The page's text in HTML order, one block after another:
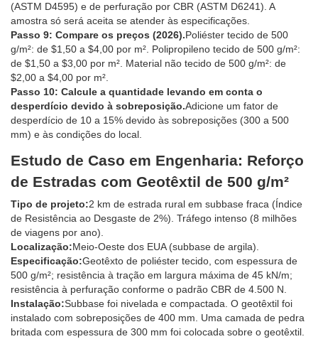
(ASTM D4595) e de perfuração por CBR (ASTM D6241). A
amostra só será aceita se atender às especificações.
Passo 9: Compare os preços (2026).Poliéster tecido de 500
g/m²: de $1,50 a $4,00 por m². Polipropileno tecido de 500 g/m²:
de $1,50 a $3,00 por m². Material não tecido de 500 g/m²: de
$2,00 a $4,00 por m².
Passo 10: Calcule a quantidade levando em conta o
desperdício devido à sobreposição.Adicione um fator de
desperdício de 10 a 15% devido às sobreposições (300 a 500
mm) e às condições do local.
Estudo de Caso em Engenharia: Reforço
de Estradas com Geotêxtil de 500 g/m²
Tipo de projeto:2 km de estrada rural em subbase fraca (Índice
de Resistência ao Desgaste de 2%). Tráfego intenso (8 milhões
de viagens por ano).
Localização:Meio-Oeste dos EUA (subbase de argila).
Especificação:Geotêxto de poliéster tecido, com espessura de
500 g/m²; resistência à tração em largura máxima de 45 kN/m;
resistência à perfuração conforme o padrão CBR de 4.500 N.
Instalação:Subbase foi nivelada e compactada. O geotêxtil foi
instalado com sobreposições de 400 mm. Uma camada de pedra
britada com espessura de 300 mm foi colocada sobre o geotêxtil.